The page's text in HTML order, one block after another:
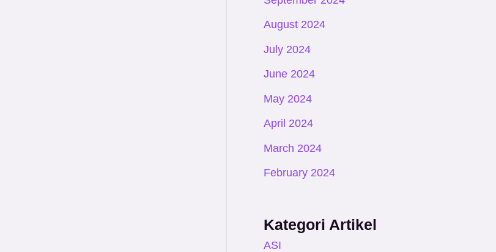
August 2024
July 2024
June 2024
May 2024
April 2024
March 2024
February 2024
Kategori Artikel
ASI